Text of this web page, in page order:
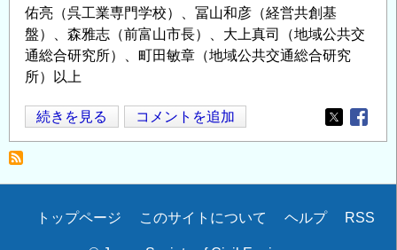
佑亮（呉工業専門学校）、冨山和彦（経営共創基
盤）、森雅志（前富山市長）、大上真司（地域公共交
通総合研究所）、町田敏章（地域公共交通総合研究
所）以上
9
月
日
開
続きを見る コメントを追加
Opens in
Secondary
トップページ このサイトについて ヘルプ RSS